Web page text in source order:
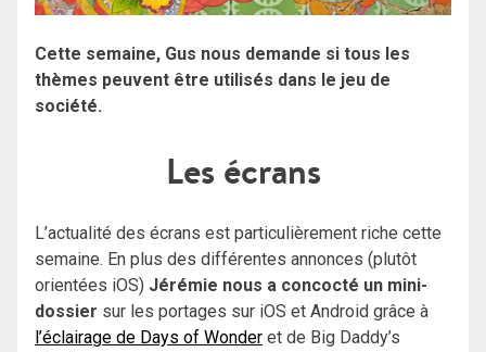
Cette semaine, Gus nous demande si tous les
thèmes peuvent être utilisés dans le jeu de
société.
Les écrans
L’actualité des écrans est particulièrement riche cette
semaine. En plus des différentes annonces (plutôt
orientées iOS) Jérémie nous a concocté un mini-
dossier sur les portages sur iOS et Android grâce à
l’éclairage de Days of Wonder et de Big Daddy’s